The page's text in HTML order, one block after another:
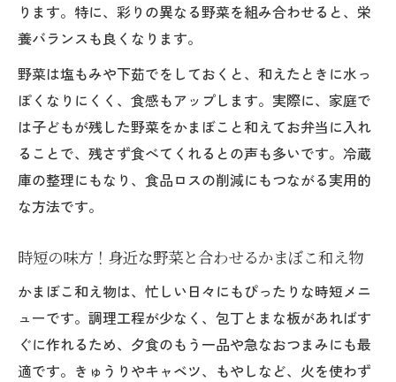
ります。特に、彩りの異なる野菜を組み合わせると、栄
養バランスも良くなります。
野菜は塩もみや下茹でをしておくと、和えたときに水っ
ぽくなりにくく、食感もアップします。実際に、家庭で
は子どもが残した野菜をかまぼこと和えてお弁当に入れ
ることで、残さず食べてくれるとの声も多いです。冷蔵
庫の整理にもなり、食品ロスの削減にもつながる実用的
な方法です。
時短の味方！身近な野菜と合わせるかまぼこ和え物
かまぼこ和え物は、忙しい日々にもぴったりな時短メニ
ューです。調理工程が少なく、包丁とまな板があればす
ぐに作れるため、夕食のもう一品や急なおつまみにも最
適です。きゅうりやキャベツ、もやしなど、火を使わず